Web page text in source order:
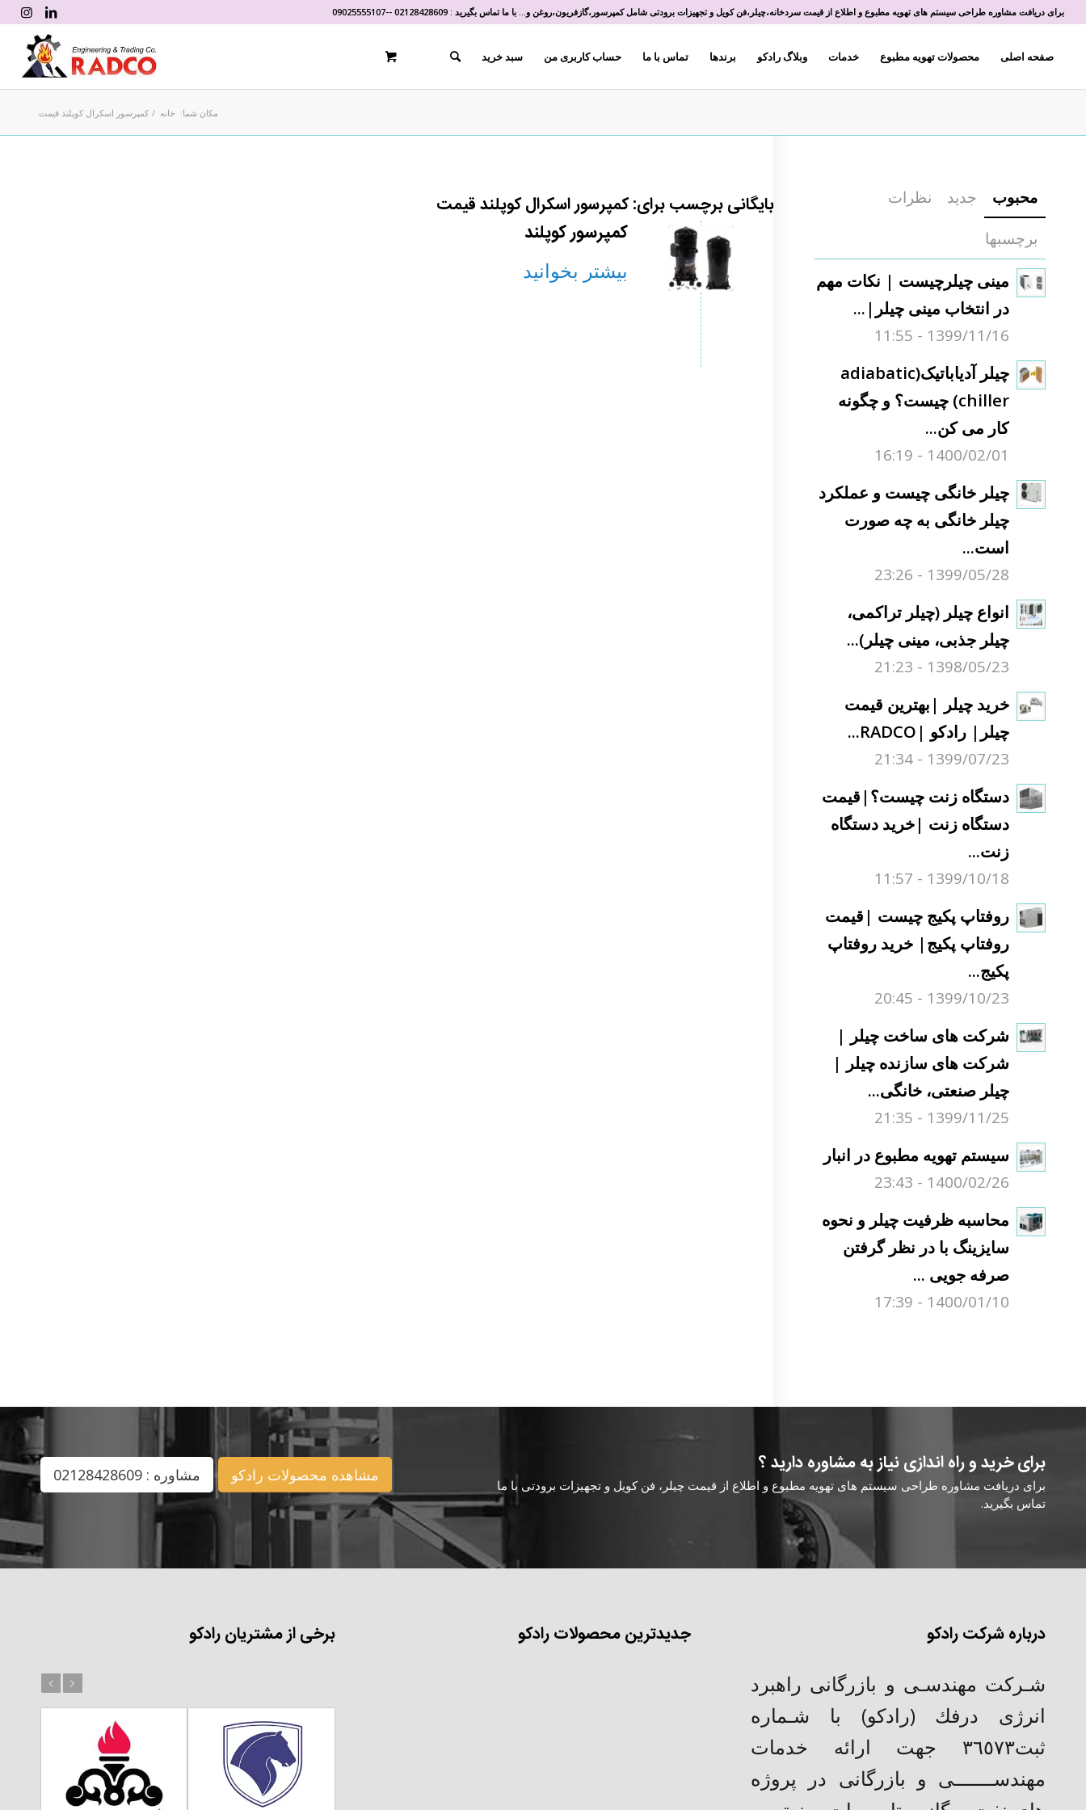
برای دریافت مشاوره طراحی سیستم های تهویه مطبوع و اطلاع از قیمت سردخانه،چیلر،فن کویل و تجهیزات برودتی شامل کمپرسور،گازفریون،روغن و... با ما تماس بگیرید : 02128428609
-
-
09025555107
صفحه اصلی محصولات تهویه مطبوع خدمات وبلاگ رادکو برندها تماس با ما حساب کاربری من سبد خرید
مکان شما: خانه / کمپرسور اسکرال کوپلند قیمت
بایگانی برچسب برای:کمپرسور اسکرال کوپلند قیمت
کمپرسور کوپلند
بیشتر بخوانید
محبوب جدید
نظرات
برچسبها
مینی چیلرچیست | نکات مهم
در انتخاب مینی چیلر|...
1399/11/16 - 11:55
چیلر آدیاباتیک(adiabatic
chiller) چیست؟ و چگونه
کار می کن...
1400/02/01 - 16:19
چیلر خانگی چیست و عملکرد
چیلر خانگی به چه صورت
است...
1399/05/28 - 23:26
انواع چیلر (چیلر تراکمی،
چیلر جذبی، مینی چیلر)...
1398/05/23 - 21:23
خرید چیلر |بهترین قیمت
چیلر| رادکو |RADCO...
1399/07/23 - 21:34
دستگاه زنت چیست؟|قیمت
دستگاه زنت |خرید دستگاه
زنت...
1399/10/18 - 11:57
روفتاپ پکیج چیست |قیمت
روفتاپ پکیج| خرید روفتاپ
پکیج...
1399/10/23 - 20:45
شرکت های ساخت چیلر |
شرکت های سازنده چیلر |
چیلر صنعتی، خانگی...
1399/11/25 - 21:35
سیستم تهویه مطبوع در انبار
1400/02/26 - 23:43
محاسبه ظرفیت چیلر و نحوه
سایزینگ با در نظر گرفتن
صرفه جویی ...
1400/01/10 - 17:39
برای خرید و راه اندازی نیاز به مشاوره دارید ؟
برای دریافت مشاوره طراحی سیستم های تهویه مطبوع و اطلاع از قیمت چیلر، فن کویل و تجهیزات برودتی با ما
تماس بگیرید.
مشاهده محصولات رادکو مشاوره : 02128428609
درباره شرکت رادکو
شـركت مهندسـی و بازرگانی راهبرد
انرژی درفك (رادکو) با شـماره
ثبت٣٦٥٧٣ جهت ارائه خدمات
مهندســـــــی و بازرگانی در پروژه
جدیدترین محصولات رادکو برخی از مشتریان رادکو